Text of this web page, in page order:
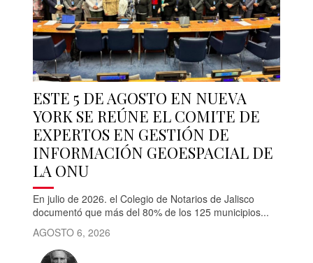
ESTE 5 DE AGOSTO EN NUEVA
YORK SE REÚNE EL COMITE DE
EXPERTOS EN GESTIÓN DE
INFORMACIÓN GEOESPACIAL DE
LA ONU
En julio de 2026. el Colegio de Notarios de Jalisco
documentó que más del 80% de los 125 municipios...
AGOSTO 6, 2026